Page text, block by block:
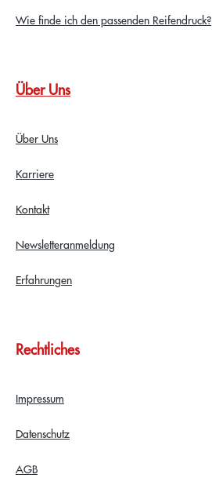
Wie finde ich den passenden Reifendruck?
Über Uns
Über Uns
Karriere
Kontakt
Newsletteranmeldung
Erfahrungen
Rechtliches
Impressum
Datenschutz
AGB